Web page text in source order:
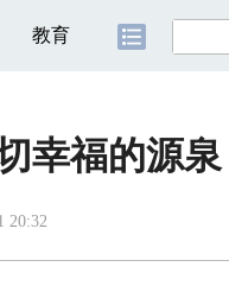
教育
幸福的源泉
20:32